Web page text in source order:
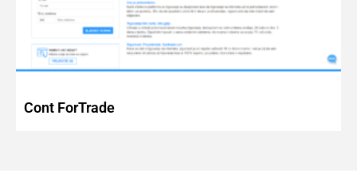
Cont ForTrade